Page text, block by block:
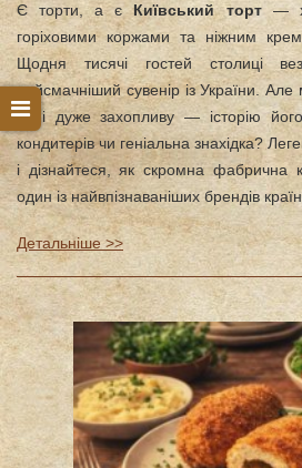
Є торти, а єКиївський торт—
горіховими коржами та ніжним
Щодня тисячі гостей столиці
найсмачніший сувенір із України.
— і дуже захопливу — історію
кондитерів чи геніальна знахідка?
і дізнайтеся, як скромна фабрична
один із найвпізнаваніших брендів
Детальніше >>